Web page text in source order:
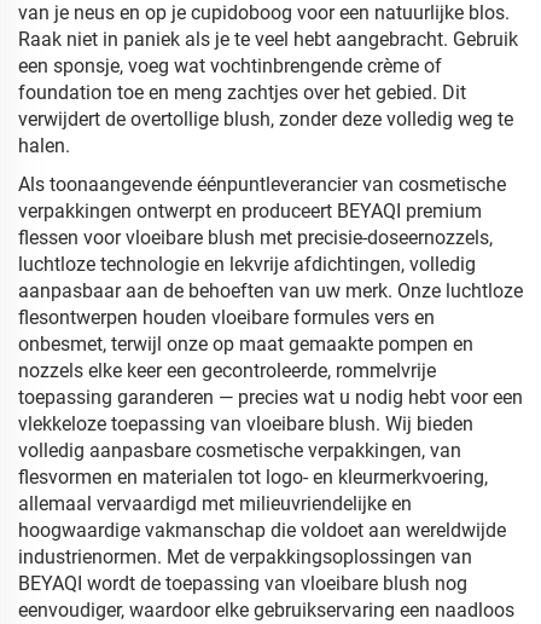
van je neus en op je cupidoboog voor een natuurlijke blos.
Raak niet in paniek als je te veel hebt aangebracht. Gebruik
een sponsje, voeg wat vochtinbrengende crème of
foundation toe en meng zachtjes over het gebied. Dit
verwijdert de overtollige blush, zonder deze volledig weg te
halen.
Als toonaangevende éénpuntleverancier van cosmetische
verpakkingen ontwerpt en produceert BEYAQI premium
flessen voor vloeibare blush met precisie-doseernozzels,
luchtloze technologie en lekvrije afdichtingen, volledig
aanpasbaar aan de behoeften van uw merk. Onze luchtloze
flesontwerpen houden vloeibare formules vers en
onbesmet, terwijl onze op maat gemaakte pompen en
nozzels elke keer een gecontroleerde, rommelvrije
toepassing garanderen — precies wat u nodig hebt voor een
vlekkeloze toepassing van vloeibare blush. Wij bieden
volledig aanpasbare cosmetische verpakkingen, van
flesvormen en materialen tot logo- en kleurmerkvoering,
allemaal vervaardigd met milieuvriendelijke en
hoogwaardige vakmanschap die voldoet aan wereldwijde
industrienormen. Met de verpakkingsoplossingen van
BEYAQI wordt de toepassing van vloeibare blush nog
eenvoudiger, waardoor elke gebruikservaring een naadloos